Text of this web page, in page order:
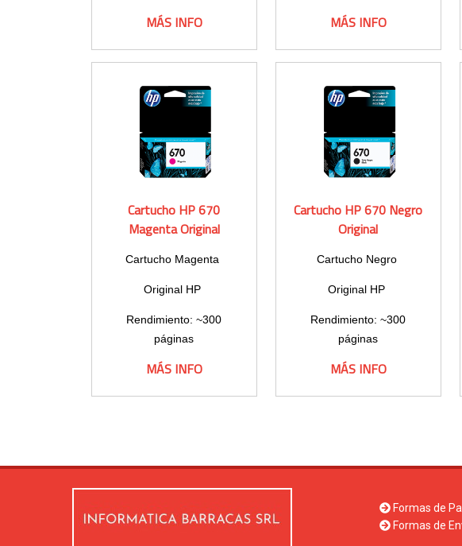
MÁS INFO MÁS INFO
Cartucho HP 670
Magenta Original
Cartucho Magenta
Original HP
Rendimiento: ~300
páginas
MÁS INFO
Cartucho HP 670 Negro
Original
Cartucho Negro
Original HP
Rendimiento: ~300
páginas
MÁS INFO
Formas de
Formas de